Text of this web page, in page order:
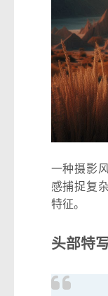
一种摄影
感捕捉复
特征。
头部特